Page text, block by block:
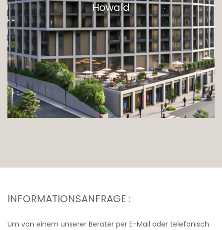
Howald
INFORMATIONSANFRAGE :
Um von einem unserer Berater per E-Mail oder telefonisch